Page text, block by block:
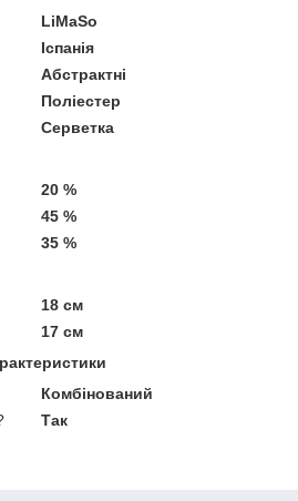
LiMaSo
Іспанія
Абстрактні
Поліестер
Серветка
20 %
45 %
35 %
18 см
17 см
Комбінований
Так